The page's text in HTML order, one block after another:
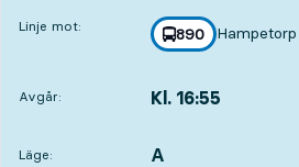
Linje mot: linje
890
mot
Hampetorp
,
Avgår: Kl. 16:55
Läge:
LÄGE, A
,